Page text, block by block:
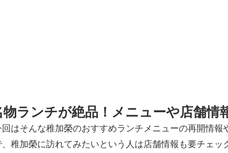
ランチが絶品！メニューや店舗情
はそんな稚加榮のおすすめランチメニューの再開情報
稚加榮に訪れてみたいという人は店舗情報も要チェッ